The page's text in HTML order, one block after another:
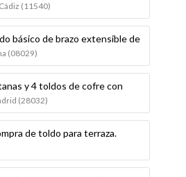
Cádiz (11540)
básico de brazo extensible de
(08029)
y 4 toldos de cofre con
(28032)
de toldo para terraza.